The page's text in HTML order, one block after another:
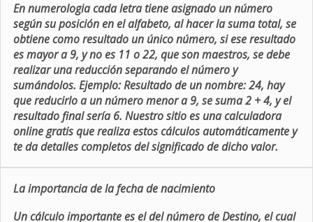
En numerologia cada letra tiene asignado un número
según su posición en el alfabeto, al hacer la suma total, se
obtiene como resultado un único número, si ese resultado
es mayor a 9, y no es 11 o 22, que son maestros, se debe
realizar una reducción separando el número y
sumándolos. Ejemplo: Resultado de un nombre: 24, hay
que reducirlo a un número menor a 9, se suma 2 + 4, y el
resultado final sería 6. Nuestro sitio es una calculadora
online gratis que realiza estos cálculos automáticamente y
te da detalles completos del significado de dicho valor.
La importancia de la fecha de nacimiento
Un cálculo importante es el del número de Destino, el cual